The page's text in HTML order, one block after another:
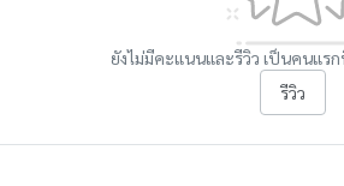
ยังไม่มีคะแนนและรีวิว เป็นคนแร
รีวิว